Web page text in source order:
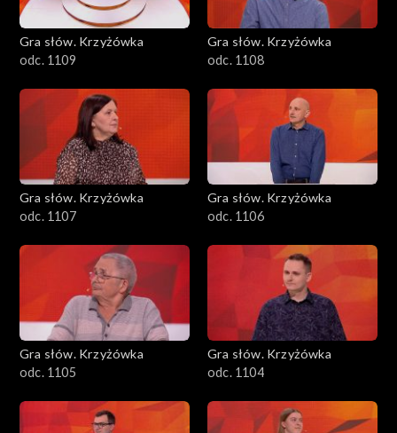
Gra słów. Krzyżówka
odc. 1109
Gra słów. Krzyżówka
odc. 1108
Gra słów. Krzyżówka
odc. 1107
Gra słów. Krzyżówka
odc. 1106
Gra słów. Krzyżówka
odc. 1105
Gra słów. Krzyżówka
odc. 1104